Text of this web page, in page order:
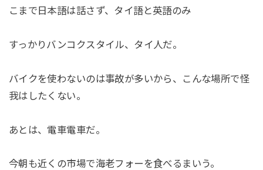
こまで日本語は話さず、タイ語と英語のみ
すっかりバンコクスタイル、タイ人だ。
バイクを使わないのは事故が多いから、こんな場所で怪
我はしたくない。
あとは、電車電車だ。
今朝も近くの市場で海老フォーを食べるまいう。